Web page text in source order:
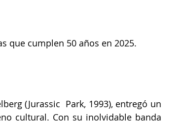
que cumplen 50 años en 2025.
(Jurassic  Park, 1993), entregó un
cultural. Con su inolvidable banda